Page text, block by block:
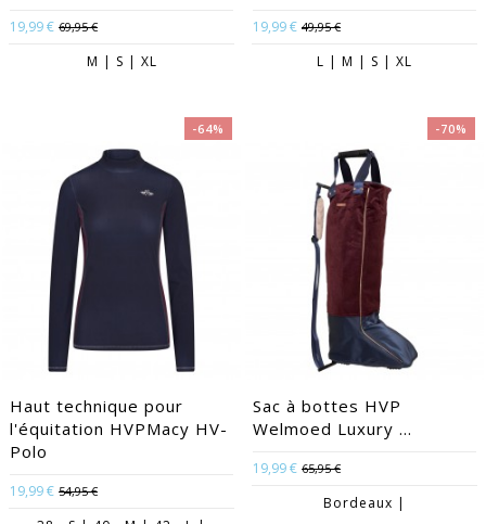
19,99 € 69,95 €
M | S | XL
19,99 € 49,95 €
L | M | S | XL
-64%
Haut technique pour
l'équitation HVPMacy HV-
Polo
19,99 € 54,95 €
-70%
Sac à bottes HVP
Welmoed Luxury ...
19,99 € 65,95 €
Bordeaux |